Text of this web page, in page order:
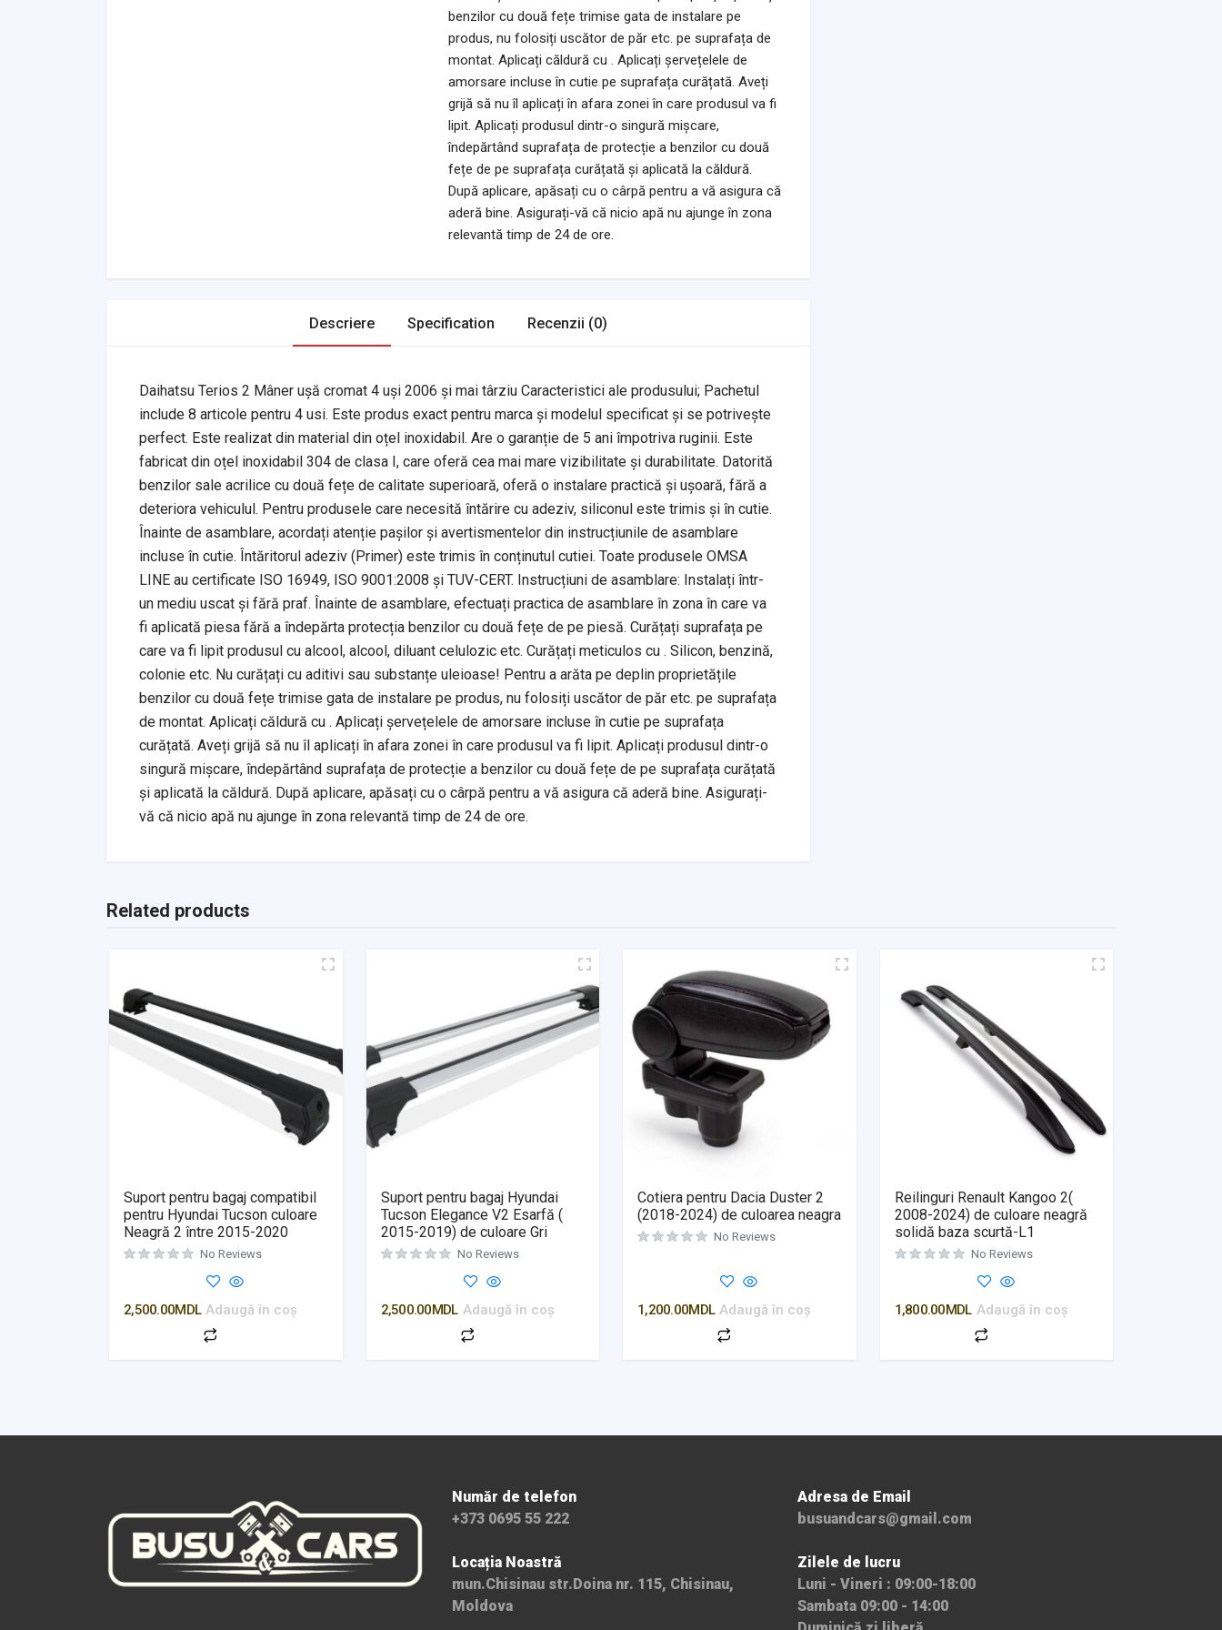
benzilor cu două fețe trimise gata de instalare pe
produs, nu folosiți uscător de păr etc. pe suprafața de
montat. Aplicați căldură cu . Aplicați șervețelele de
amorsare incluse în cutie pe suprafața curățată. Aveți
grijă să nu îl aplicați în afara zonei în care produsul va fi
lipit. Aplicați produsul dintr-o singură mișcare,
îndepărtând suprafața de protecție a benzilor cu două
fețe de pe suprafața curățată și aplicată la căldură.
După aplicare, apăsați cu o cârpă pentru a vă asigura că
aderă bine. Asigurați-vă că nicio apă nu ajunge în zona
relevantă timp de 24 de ore.
Descriere Specification Recenzii (0)
Daihatsu Terios 2 Mâner ușă cromat 4 uși 2006 și mai târziu Caracteristici ale produsului; Pachetul
include 8 articole pentru 4 usi. Este produs exact pentru marca și modelul specificat și se potrivește
perfect. Este realizat din material din oțel inoxidabil. Are o garanție de 5 ani împotriva ruginii. Este
fabricat din oțel inoxidabil 304 de clasa I, care oferă cea mai mare vizibilitate și durabilitate. Datorită
benzilor sale acrilice cu două fețe de calitate superioară, oferă o instalare practică și ușoară, fără a
deteriora vehiculul. Pentru produsele care necesită întărire cu adeziv, siliconul este trimis și în cutie.
Înainte de asamblare, acordați atenție pașilor și avertismentelor din instrucțiunile de asamblare
incluse în cutie. Întăritorul adeziv (Primer) este trimis în conținutul cutiei. Toate produsele OMSA
LINE au certificate ISO 16949, ISO 9001:2008 și TUV-CERT. Instrucțiuni de asamblare: Instalați într-
un mediu uscat și fără praf. Înainte de asamblare, efectuați practica de asamblare în zona în care va
fi aplicată piesa fără a îndepărta protecția benzilor cu două fețe de pe piesă. Curățați suprafața pe
care va fi lipit produsul cu alcool, alcool, diluant celulozic etc. Curățați meticulos cu . Silicon, benzină,
colonie etc. Nu curățați cu aditivi sau substanțe uleioase! Pentru a arăta pe deplin proprietățile
benzilor cu două fețe trimise gata de instalare pe produs, nu folosiți uscător de păr etc. pe suprafața
de montat. Aplicați căldură cu . Aplicați șervețelele de amorsare incluse în cutie pe suprafața
curățată. Aveți grijă să nu îl aplicați în afara zonei în care produsul va fi lipit. Aplicați produsul dintr-o
singură mișcare, îndepărtând suprafața de protecție a benzilor cu două fețe de pe suprafața curățată
și aplicată la căldură. După aplicare, apăsați cu o cârpă pentru a vă asigura că aderă bine. Asigurați-
vă că nicio apă nu ajunge în zona relevantă timp de 24 de ore.
Related products
Suport pentru bagaj compatibil
pentru Hyundai Tucson culoare
Neagră 2 între 2015-2020
No Reviews
2,500.00MDL Adaugă în coș
Suport pentru bagaj Hyundai
Tucson Elegance V2 Esarfă (
2015-2019) de culoare Gri
No Reviews
2,500.00MDL Adaugă în coș
Cotiera pentru Dacia Duster 2
(2018-2024) de culoarea neagra
No Reviews
1,200.00MDL Adaugă în coș
Reilinguri Renault Kangoo 2(
2008-2024) de culoare neagră
solidă baza scurtă-L1
No Reviews
1,800.00MDL Adaugă în coș
Număr de telefon
+373 0695 55 222
Locația Noastră
mun.Chisinau str.Doina nr. 115, Chisinau,
Moldova
Adresa de Email
busuandcars@gmail.com
Zilele de lucru
Luni - Vineri : 09:00-18:00
Sambata 09:00 - 14:00